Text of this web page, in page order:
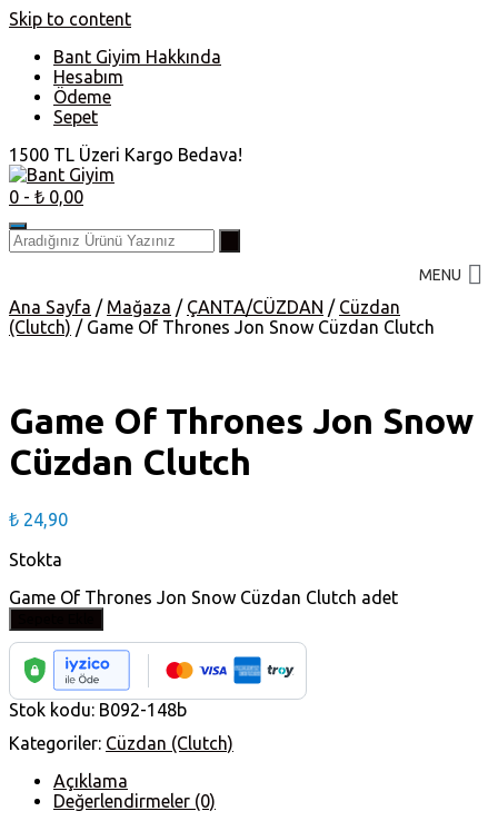
Skip to content
Bant Giyim Hakkında
Hesabım
Ödeme
Sepet
1500 TL Üzeri Kargo Bedava!
0 - ₺ 0,00
MENU
Ana Sayfa / Mağaza / ÇANTA/CÜZDAN / Cüzdan
(Clutch) / Game Of Thrones Jon Snow Cüzdan Clutch
Game Of Thrones Jon Snow
Cüzdan Clutch
₺ 24,90
Stokta
Game Of Thrones Jon Snow Cüzdan Clutch adet
Stok kodu: B092-148b
Kategoriler: Cüzdan (Clutch)
Açıklama
Değerlendirmeler (0)